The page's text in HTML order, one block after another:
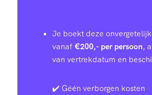
Je boekt deze
vanaf€200,- per persoon,
van vertrekdatum en
✔️ Géén verborgen kosten